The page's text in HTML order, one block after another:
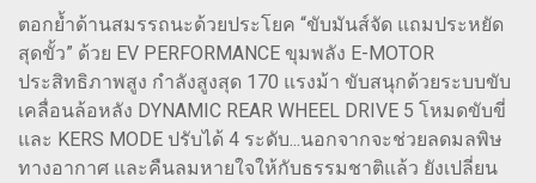
ตอกย้ำด้านสมรรถนะด้วยประโยค “ขับมันส์จัด แถมประหยัด
สุดขั้ว” ด้วย EV PERFORMANCE ขุมพลัง E-MOTOR
ประสิทธิภาพสูง กำลังสูงสุด 170 แรงม้า ขับสนุกด้วยระบบขับ
เคลื่อนล้อหลัง DYNAMIC REAR WHEEL DRIVE 5 โหมดขับขี่
และ KERS MODE ปรับได้ 4 ระดับ...นอกจากจะช่วยลดมลพิษ
ทางอากาศ และคืนลมหายใจให้กับธรรมชาติแล้ว ยังเปลี่ยน